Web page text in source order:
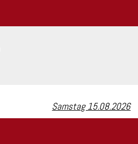
Samstag 15.08.2026